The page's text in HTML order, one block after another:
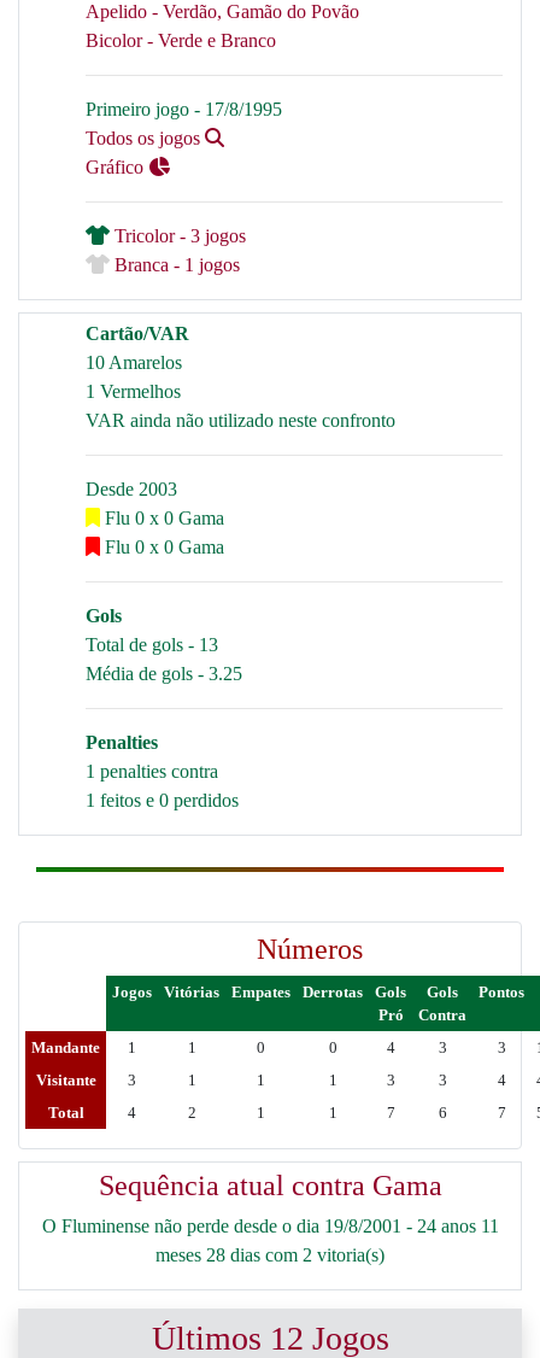
Apelido - Verdão, Gamão do Povão
Bicolor - Verde e Branco
Primeiro jogo - 17/8/1995
Todos os jogos
Gráfico
Tricolor - 3 jogos
Branca - 1 jogos
Cartão/VAR
10 Amarelos
1 Vermelhos
VAR ainda não utilizado neste confronto
Desde 2003
Flu 0 x 0 Gama
Flu 0 x 0 Gama
Gols
Total de gols - 13
Média de gols - 3.25
Penalties
1 penalties contra
1 feitos e 0 perdidos
Números
Jogos Vitórias Empates Derrotas
Gols
Pró
Gols
Contra
Pontos
Mandante 1 1 0 0 4 3 3
Visitante
3 1 1 1 3 3 4
Total
4 2 1 1 7 6 7
Sequência atual contra Gama
O Fluminense não perde desde o dia 19/8/2001 - 24 anos 11
meses 28 dias com 2 vitoria(s)
Últimos 12 Jogos